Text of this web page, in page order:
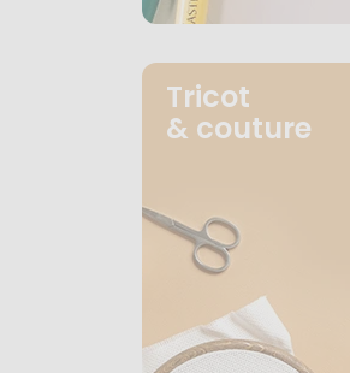
Tricot
& couture